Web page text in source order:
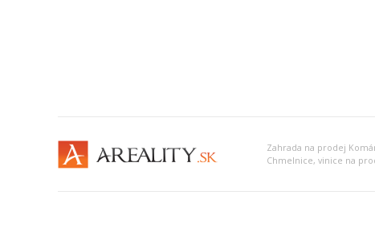
Zahrada na prodej
Chmelnice, vinice na